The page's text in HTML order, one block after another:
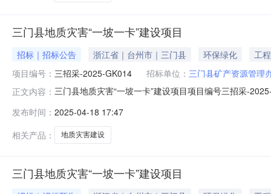
三门县地质灾害“一坡一卡”建设项目
招标｜招标公告 浙江省｜台州市｜三门县 环保绿化
工程
项目编号： 三招采-2025-GK014 招标单位： 三门县矿产资源管理
正文内容： 三门县地质灾害“一坡一卡”建设项目项目编号三招采-
发布时间： 2025-04-18 17:47
相关产品：
地质灾害建设
三门县地质灾害“一坡一卡”建设项目